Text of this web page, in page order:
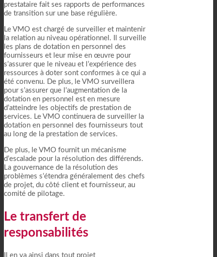
prestataire fait ses rapports de performances
de transition sur une base régulière.
Le VMO est chargé de surveiller et maintenir
la relation au niveau opérationnel. Il surveille
les plans de dotation en personnel des
fournisseurs et leur mise en œuvre pour
s’assurer que le niveau et l’expérience des
ressources à doter sont conformes à ce qui a
été convenu. De plus, le VMO surveillera
pour s’assurer que l’augmentation de la
dotation en personnel est en mesure
d’atteindre les objectifs de prestation de
services. Le VMO continuera de surveiller la
dotation en personnel des fournisseurs tout
au long de la prestation de services.
De plus, le VMO fournit un mécanisme
d’escalade pour la résolution des différends.
La gouvernance de la résolution des
problèmes s’étendra généralement des chefs
de projet, du côté client et fournisseur, au
comité de pilotage.
Le transfert de
responsabilités
Il en va ainsi dans tout projet